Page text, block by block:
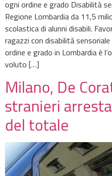
ogni ordine e grado Disabilità
Regione Lombardia da 11,5
scolastica di alunni disabili.
ragazzi con disabilità
ordine e grado in Lombardia è
voluto […]
Milano, De
stranieri
del totale